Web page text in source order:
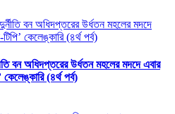
বন অধিদপ্তরের উর্ধতন মহলের মদদে এবার
কেলেঙ্কারি (৪র্থ পর্ব)